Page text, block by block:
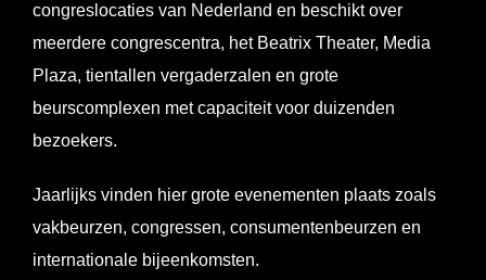
congreslocaties van Nederland en beschikt over
meerdere congrescentra, het Beatrix Theater, Media
Plaza, tientallen vergaderzalen en grote
beurscomplexen met capaciteit voor duizenden
bezoekers.
Jaarlijks vinden hier grote evenementen plaats zoals
vakbeurzen, congressen, consumentenbeurzen en
internationale bijeenkomsten.